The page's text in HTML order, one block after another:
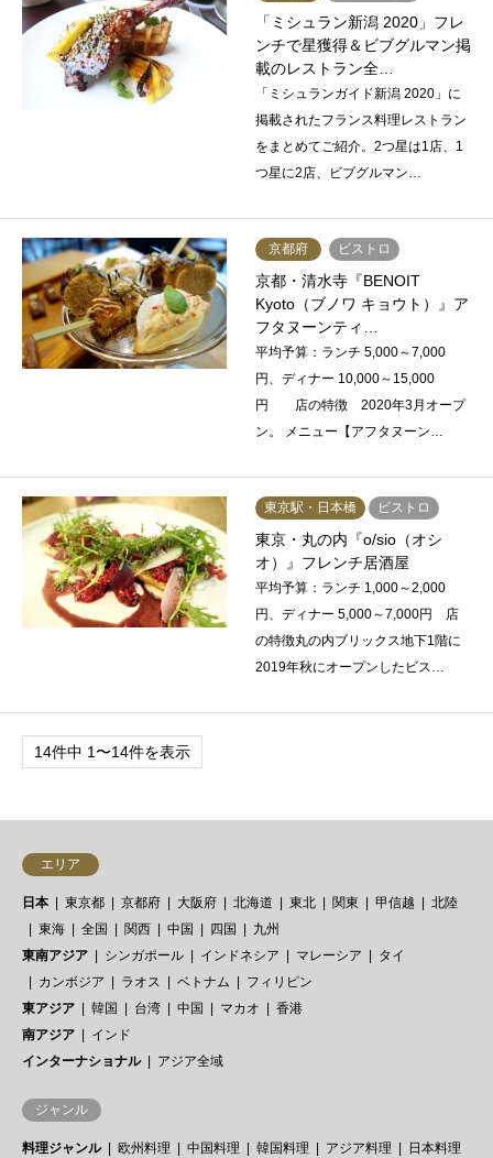
「ミシュラン新潟 2020」フレ
ンチで星獲得＆ビブグルマン掲
載のレストラン全…
「ミシュランガイド新潟 2020」に
掲載されたフランス料理レストラン
をまとめてご紹介。2つ星は1店、1
つ星に2店、ビブグルマン…
京都府 ビストロ
京都・清水寺『BENOIT
Kyoto（ブノワ キョウト）』ア
フタヌーンティ…
平均予算：ランチ 5,000～7,000
円、ディナー 10,000～15,000
円 店の特徴 2020年3月オープ
ン。 メニュー【アフタヌーン…
東京駅・日本橋 ビストロ
東京・丸の内『o/sio（オシ
オ）』フレンチ居酒屋
平均予算：ランチ 1,000～2,000
円、ディナー 5,000～7,000円 店
の特徴丸の内ブリックス地下1階に
2019年秋にオープンしたビス…
14件中 1〜14件を表示
エリア
日本 東京都 京都府 大阪府 北海道 東北 関東 甲信越
北陸
東海
全国 関西 中国 四国
九州
東南アジア
シンガポール インドネシア マレーシア
タイ
カンボジア
ラオス ベトナム
フィリピン
東アジア
韓国 台湾 中国 マカオ
香港
南アジア
インド
インターナショナル
アジア全域
ジャンル
料理ジャンル 欧州料理 中国料理 韓国料理 アジア料理
日本料理